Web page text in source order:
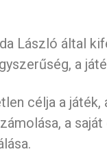
László által
a
célja a
a